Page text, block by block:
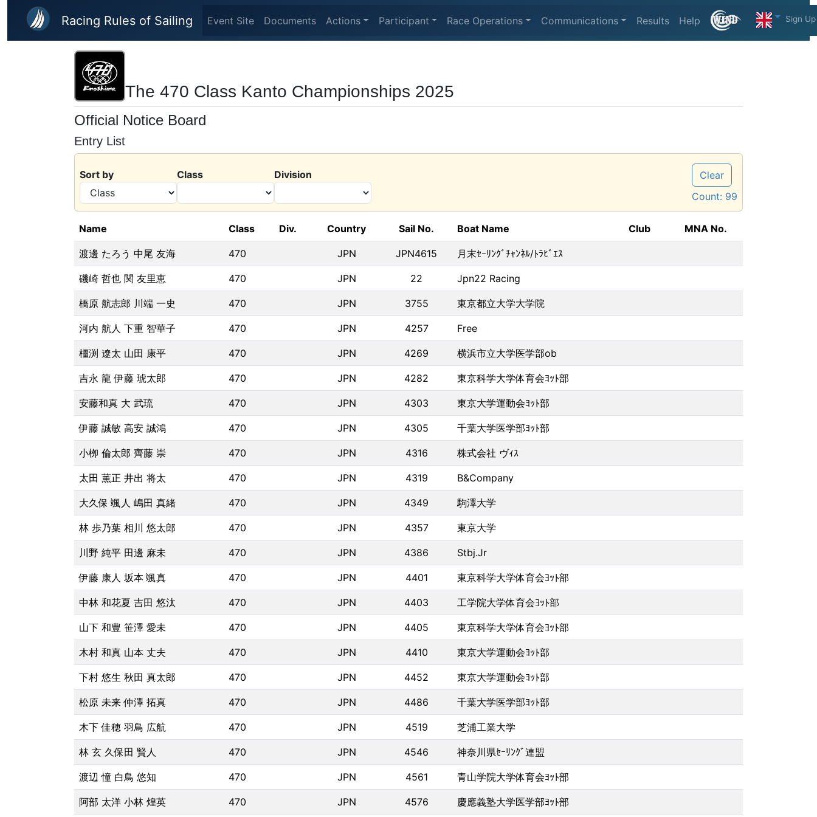
Skip to main content
Racing Rules of Sailing Event Site Documents Actions Participant Race Operations Communications Results Help Sign Up
The 470 Class Kanto Championships 2025
Official Notice Board
Entry List
Sort by Class Division
Clear
Count: 99
Name Class Div. Country Sail No. Boat Name Club MNA No.
渡邊 たろう 中尾 友海 470 JPN JPN4615 月末ｾｰﾘﾝｸﾞﾁｬﾝﾈﾙ/ﾄﾗﾋﾞｴｽ
磯崎 哲也 関 友里恵 470 JPN 22 Jpn22 Racing
橋原 航志郎 川端 一史 470 JPN 3755 東京都立大学大学院
河内 航人 下重 智華子 470 JPN 4257 Free
橿渕 遼太 山田 康平 470 JPN 4269 横浜市立大学医学部ob
吉永 龍 伊藤 琥太郎 470 JPN 4282 東京科学大学体育会ﾖｯﾄ部
安藤和真 大 武琉 470 JPN 4303 東京大学運動会ﾖｯﾄ部
伊藤 誠敏 高安 誠鴻 470 JPN 4305 千葉大学医学部ﾖｯﾄ部
小栁 倫太郎 齊藤 崇 470 JPN 4316 株式会社 ヴｨｽ
太田 薫正 井出 将太 470 JPN 4319 B&Company
大久保 颯人 嶋田 真緒 470 JPN 4349 駒澤大学
林 歩乃葉 相川 悠太郎 470 JPN 4357 東京大学
川野 純平 田邊 麻未 470 JPN 4386 Stbj.Jr
伊藤 康人 坂本 颯真 470 JPN 4401 東京科学大学体育会ﾖｯﾄ部
中林 和花夏 吉田 悠汰 470 JPN 4403 工学院大学体育会ﾖｯﾄ部
山下 和豊 笹澤 愛未 470 JPN 4405 東京科学大学体育会ﾖｯﾄ部
木村 和真 山本 丈夫 470 JPN 4410 東京大学運動会ﾖｯﾄ部
下村 悠生 秋田 真太郎 470 JPN 4452 東京大学運動会ﾖｯﾄ部
松原 未来 仲澤 拓真 470 JPN 4486 千葉大学医学部ﾖｯﾄ部
木下 佳穂 羽鳥 広航 470 JPN 4519 芝浦工業大学
林 玄 久保田 賢人 470 JPN 4546 神奈川県ｾｰﾘﾝｸﾞ連盟
渡辺 憧 白鳥 悠知 470 JPN 4561 青山学院大学体育会ﾖｯﾄ部
阿部 太洋 小林 煌英 470 JPN 4576 慶應義塾大学医学部ﾖｯﾄ部